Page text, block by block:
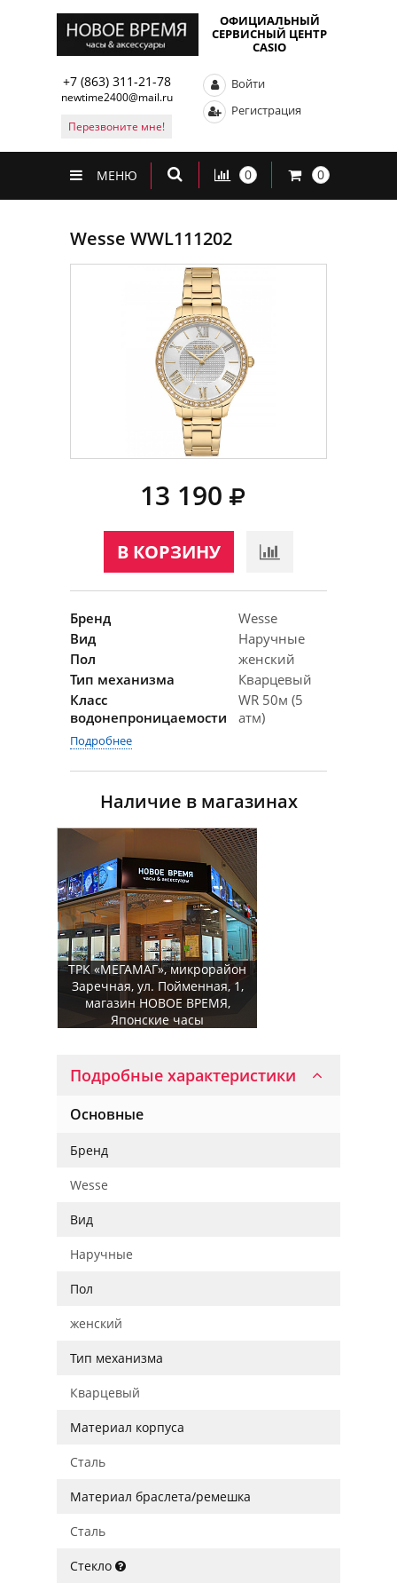
ОФИЦИАЛЬНЫЙ
СЕРВИСНЫЙ ЦЕНТР
CASIO
+7 (863) 311-21-78
newtime2400@mail.ru
Перезвоните мне!
Войти
Регистрация
МЕНЮ 0 0
Wesse WWL111202
13 190
В КОРЗИНУ
Бренд
Wesse
Вид
Наручные
Пол
женский
Тип механизма
Кварцевый
Класс
водонепроницаемости
WR 50м (5
атм)
Подробнее
Наличие в магазинах
ТРК «МЕГАМАГ», микрорайон
Заречная, ул. Пойменная, 1,
магазин НОВОЕ ВРЕМЯ,
Японские часы
Подробные характеристики
Основные
Бренд
Wesse
Вид
Наручные
Пол
женский
Тип механизма
Кварцевый
Материал корпуса
Сталь
Материал браслета/ремешка
Сталь
Стекло